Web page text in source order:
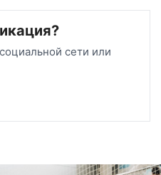
сети или